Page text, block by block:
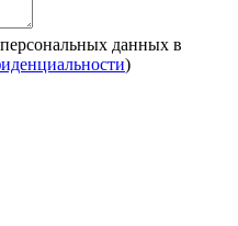
данных в
)